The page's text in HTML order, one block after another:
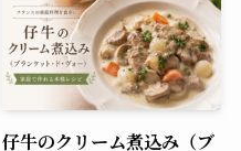
仔牛のクリーム煮込み（ブ